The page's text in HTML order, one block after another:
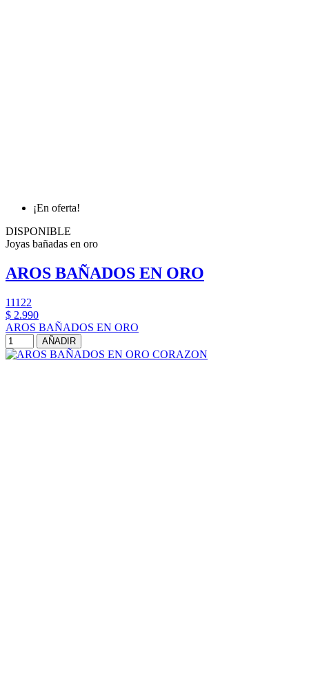
¡En oferta!
DISPONIBLE
Joyas bañadas en oro
AROS BAÑADOS EN ORO
11122
$ 2.990
AROS BAÑADOS EN ORO
AÑADIR